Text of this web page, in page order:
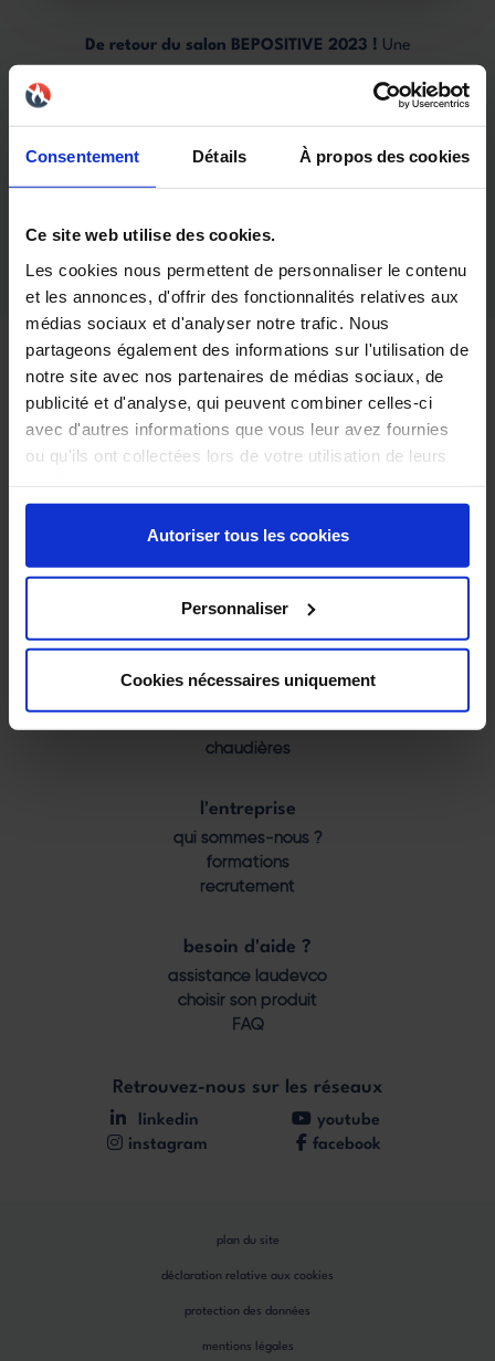
Consentement Détails À propos des cookies
Ce site web utilise des cookies.
Les cookies nous permettent de personnaliser le contenu
et les annonces, d'offrir des fonctionnalités relatives aux
médias sociaux et d'analyser notre trafic. Nous
partageons également des informations sur l'utilisation de
notre site avec nos partenaires de médias sociaux, de
publicité et d'analyse, qui peuvent combiner celles-ci
avec d'autres informations que vous leur avez fournies
ou qu'ils ont collectées lors de votre utilisation de leurs
Autoriser tous les cookies
Personnaliser
Cookies nécessaires uniquement
De retour du salon BEPOSITIVE 2023 ! Une
solutions durables avec une équipe commerciale
agrandie, désormais composée de9 membres
dynamiques
. Merci à tous ceux qui sont venus nous
rendre visite et ont partagé leur intérêt pour une
04 58 00 56 50
Footer
menu
poêles
inserts
chaudières
l'entreprise
qui sommes-nous ?
formations
recrutement
besoin d'aide ?
assistance laudevco
choisir son produit
FAQ
Retrouvez-nous sur les réseaux
linkedin
youtube
instagram
facebook
mentions légales
protection des données
déclaration relative aux cookies
plan du site